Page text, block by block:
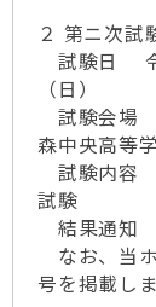
２ 第ニ次試
試験日 令
（日）
試験会場
森中央高等
試験内容
試験
結果通知
なお、当
号を掲載しま